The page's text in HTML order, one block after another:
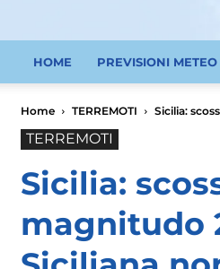
HOME PREVISIONI METEO
Home TERREMOTI Sicilia:
TERREMOTI
Sicilia:
magnitudo